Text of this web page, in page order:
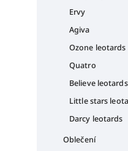
Ervy
Agiva
Ozone leotards
Quatro
Believe leotards
Little stars
Darcy leotards
Oblečení